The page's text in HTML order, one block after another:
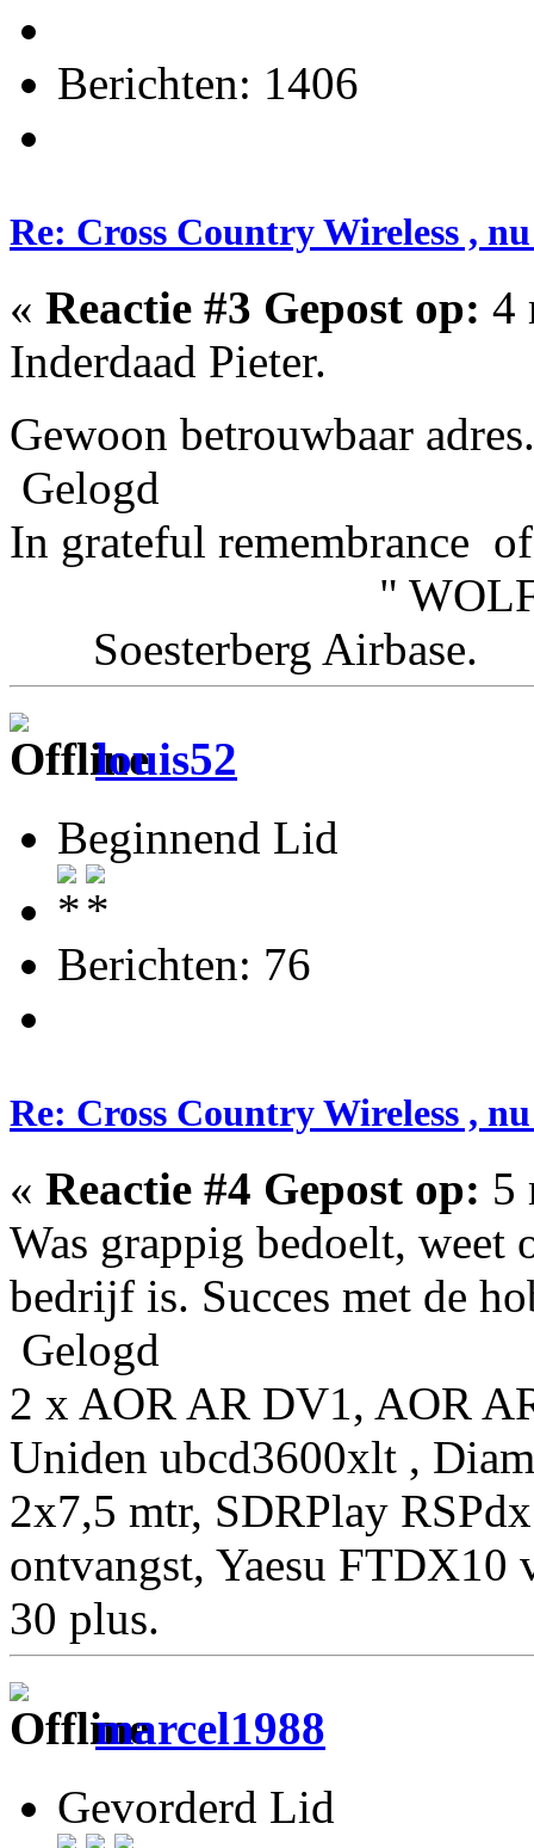
Berichten: 1406
Re: Cross Country Wireless ,
« Reactie #3 Gepost op: 4
Inderdaad Pieter.
Gewoon betrouwbaar
Gelogd
In grateful remembrance
"
Soesterberg
louis52
Beginnend Lid
Berichten: 76
Re: Cross Country Wireless ,
« Reactie #4 Gepost op: 5
Was grappig bedoelt, weet
bedrijf is. Succes met de
Gelogd
2 x AOR AR DV1, AOR
Uniden ubcd3600xlt ,
2x7,5 mtr, SDRPlay
ontvangst, Yaesu
30 plus.
marcel1988
Gevorderd Lid